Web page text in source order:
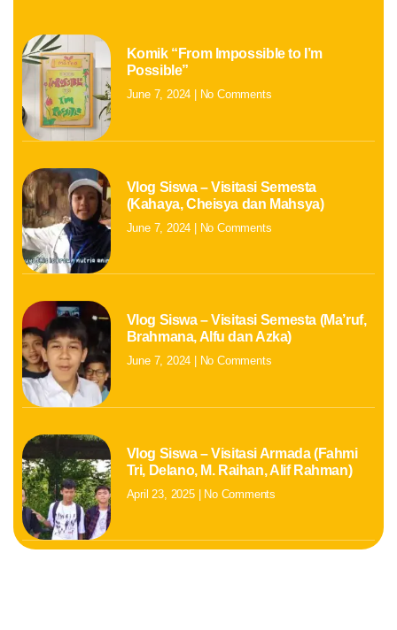
Komik “From Impossible to I’m
Possible”
June 7, 2024 No Comments
Vlog Siswa – Visitasi Semesta
(Kahaya, Cheisya dan Mahsya)
June 7, 2024 No Comments
Vlog Siswa – Visitasi Semesta (Ma’ruf,
Brahmana, Alfu dan Azka)
June 7, 2024 No Comments
Vlog Siswa – Visitasi Armada (Fahmi
Tri, Delano, M. Raihan, Alif Rahman)
April 23, 2025 No Comments